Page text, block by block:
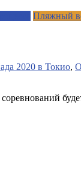
Пляжный
2020 в Токио,